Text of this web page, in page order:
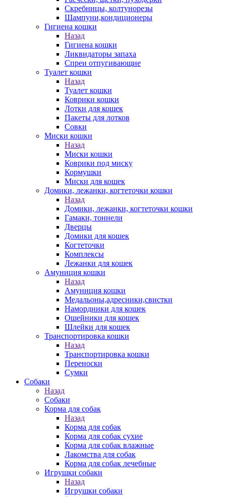
Скребницы, колтунорезы
Шампуни,кондиционеры
Гигиена кошки
Назад
Гигиена кошки
Ликвидаторы запаха
Спреи отпугивающие
Туалет кошки
Назад
Туалет кошки
Коврики кошки
Лотки для кошек
Пакеты для лотков
Совки
Миски кошки
Назад
Миски кошки
Коврики под миску
Кормушки
Миски для кошек
Домики, лежанки, когтеточки кошки
Назад
Домики, лежанки, когтеточки кошки
Гамаки, тоннели
Дверцы
Домики для кошек
Когтеточки
Комплексы
Лежанки для кошек
Амуниция кошки
Назад
Амуниция кошки
Медальоны,адресники,свистки
Намордники для кошек
Ошейники для кошек
Шлейки для кошек
Транспортировка кошки
Назад
Транспортировка кошки
Переноски
Сумки
Собаки
Назад
Собаки
Корма для собак
Назад
Корма для собак
Корма для собак сухие
Корма для собак влажные
Лакомства для собак
Корма для собак лечебные
Игрушки собаки
Назад
Игрушки собаки